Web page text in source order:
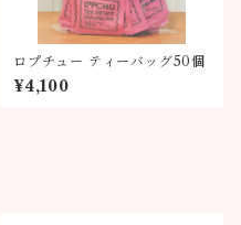
ロプチュー ティーバッグ50個
¥4,100